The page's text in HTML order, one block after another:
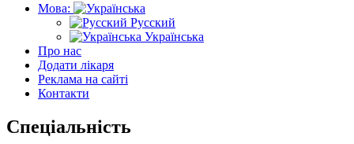
Мова:
Русский
Українська
Про нас
Додати лікаря
Реклама на сайті
Контакти
Спеціальність